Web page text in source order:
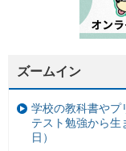
ズームイン
学校の教科書やプ
テスト勉強から生
日）